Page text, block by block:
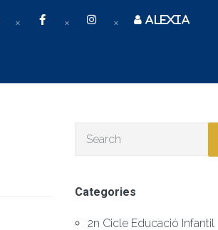
ALEXIA
Categories
2n Cicle Educació Infantil